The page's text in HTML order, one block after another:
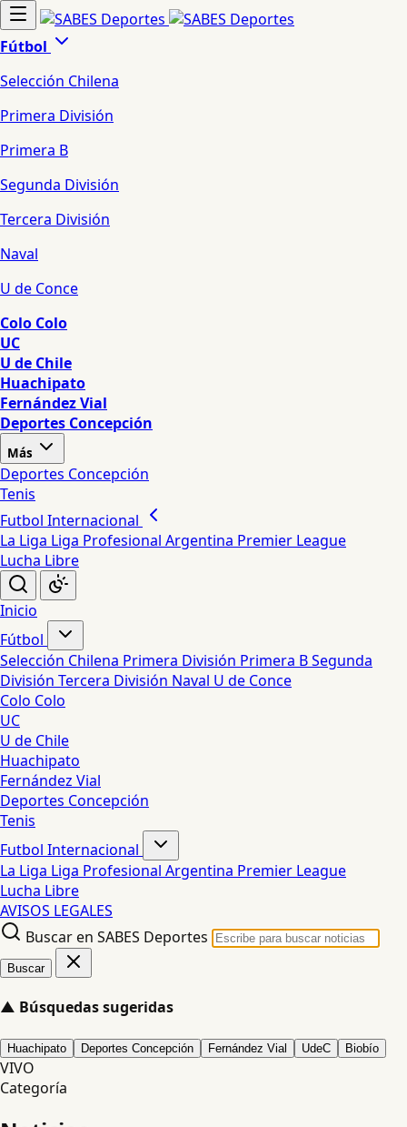
Fútbol
Selección Chilena
Primera División
Primera B
Segunda División
Tercera División
Naval
U de Conce
Colo Colo
UC
U de Chile
Huachipato
Fernández Vial
Deportes Concepción
Más
Deportes Concepción
Tenis
Futbol Internacional
La Liga Liga Profesional Argentina Premier League
Lucha Libre
Inicio
Fútbol
Selección Chilena Primera División Primera BSegunda
División Tercera División Naval U de Conce
Colo Colo
UC
U de Chile
Huachipato
Fernández Vial
Deportes Concepción
Tenis
Futbol Internacional
La Liga Liga Profesional Argentina Premier League
Lucha Libre
AVISOS LEGALES
Buscar en SABES Deportes
Buscar
▲ Búsquedas sugeridas
Huachipato Deportes Concepción Fernández Vial UdeC Biobío
VIVO
Categoría